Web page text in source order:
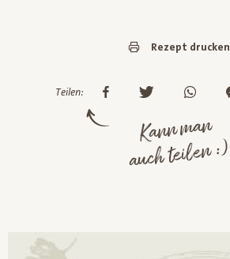
Rezept drucken
Teilen:
Kann man
auch teilen :)